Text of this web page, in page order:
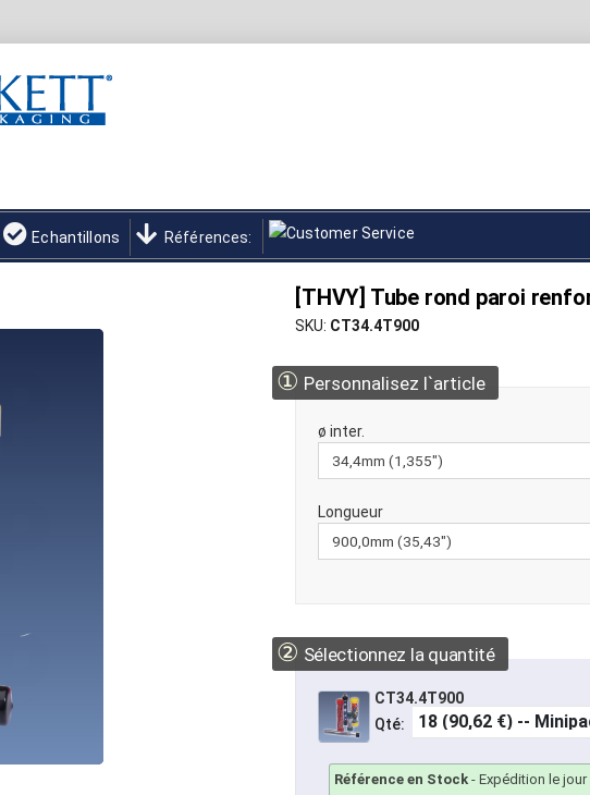
Echantillons Références:
[THVY] Tube rond paroi
SKU CT34.4T900
① Personnalisez l`article
ø inter.
Longueur
② Sélectionnez la quantité
CT34.4T900
Qté:
Référence en Stock -Expédition le